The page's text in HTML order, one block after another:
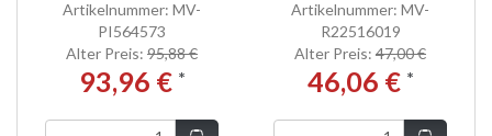
Artikelnummer: MV-
PI564573
Alter Preis: 95,88 €
93,96 € *
Artikelnummer: MV-
R22516019
Alter Preis: 47,00 €
46,06 € *